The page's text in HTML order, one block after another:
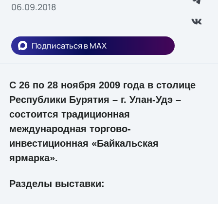
06.09.2018
Подписаться в MAX
С 26 по 28 ноября 2009 года в столице
Республики Бурятия – г. Улан-Удэ –
состоится традиционная
международная торгово-
инвестиционная «Байкальская
ярмарка».
Разделы выставки: